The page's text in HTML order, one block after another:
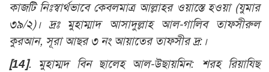
কাজটি নিঃস্বার্থভাবে কেবলমাত্র আল্লাহরওয়াস্তে হওয়া (যুমার
৩৯/২)। দ্রঃ মুহাম্মাদ আসাদুল্লাহ আল-গালিব তাফসীরুল
কুরআন, সূরা আছর ৩ নং আয়াতের তাফসীর দ্র:।
[14]. মুহাম্মদ বিন ছালেহ আল-উছায়মিন: শরহ রিয়াযিছ